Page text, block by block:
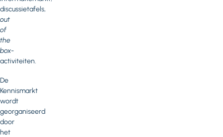
discussietafels,
out
of
the
box-
activiteiten.
De
Kennismarkt
wordt
georganiseerd
door
het